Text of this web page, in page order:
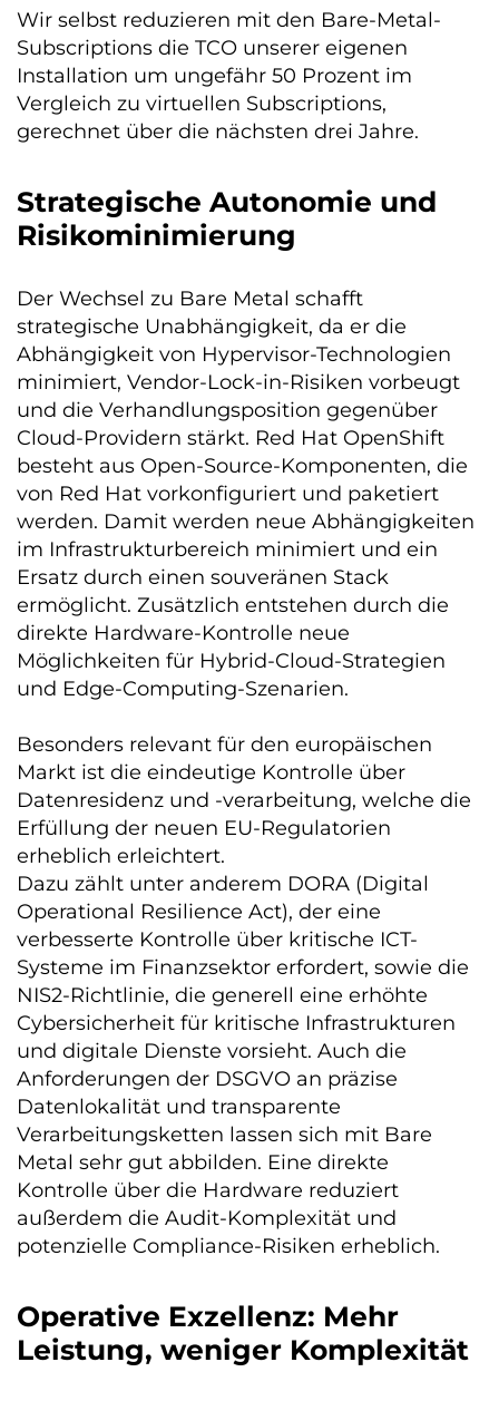
Wir selbst reduzieren mit den Bare-Metal-
Subscriptions die TCO unserer eigenen
Installation um ungefähr 50 Prozent im
Vergleich zu virtuellen Subscriptions,
gerechnet über die nächsten drei Jahre.
Strategische Autonomie und
Risikominimierung
Der Wechsel zu Bare Metal schafft
strategische Unabhängigkeit, da er die
Abhängigkeit von Hypervisor-Technologien
minimiert, Vendor-Lock-in-Risiken vorbeugt
und die Verhandlungsposition gegenüber
Cloud-Providern stärkt. Red Hat OpenShift
besteht aus Open-Source-Komponenten, die
von Red Hat vorkonfiguriert und paketiert
werden. Damit werden neue Abhängigkeiten
im Infrastrukturbereich minimiert und ein
Ersatz durch einen souveränen Stack
ermöglicht. Zusätzlich entstehen durch die
direkte Hardware-Kontrolle neue
Möglichkeiten für Hybrid-Cloud-Strategien
und Edge-Computing-Szenarien.
Besonders relevant für den europäischen
Markt ist die eindeutige Kontrolle über
Datenresidenz und -verarbeitung, welche die
Erfüllung der neuen EU-Regulatorien
erheblich erleichtert.
Dazu zählt unter anderem DORA (Digital
Operational Resilience Act), der eine
verbesserte Kontrolle über kritische ICT-
Systeme im Finanzsektor erfordert, sowie die
NIS2-Richtlinie, die generell eine erhöhte
Cybersicherheit für kritische Infrastrukturen
und digitale Dienste vorsieht. Auch die
Anforderungen der DSGVO an präzise
Datenlokalität und transparente
Verarbeitungsketten lassen sich mit Bare
Metal sehr gut abbilden. Eine direkte
Kontrolle über die Hardware reduziert
außerdem die Audit-Komplexität und
potenzielle Compliance-Risiken erheblich.
Operative Exzellenz: Mehr
Leistung, weniger Komplexität